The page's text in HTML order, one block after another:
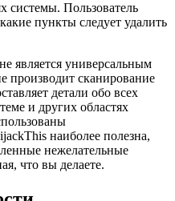
системы. Пользователь
пункты следует удалить
является универсальным
сканирование
детали обо всех
и других областях
наиболее полезна,
нежелательные
что вы делаете.